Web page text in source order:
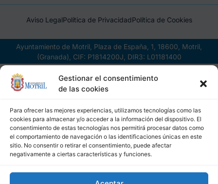
Gestionar el consentimiento
de las cookies
Para ofrecer las mejores experiencias, utilizamos tecnologías como las
cookies para almacenar y/o acceder a la información del dispositivo. El
consentimiento de estas tecnologías nos permitirá procesar datos como
el comportamiento de navegación o las identificaciones únicas en este
sitio. No consentir o retirar el consentimiento, puede afectar
negativamente a ciertas características y funciones.
Aviso LegalPolítica de PrivacidadPolítica de Cookies
Ayuntamiento de Motril, Plaza de España, 1, 18600, Motril,
(Granada), CIF: P1814200J, DIR3: L01181400